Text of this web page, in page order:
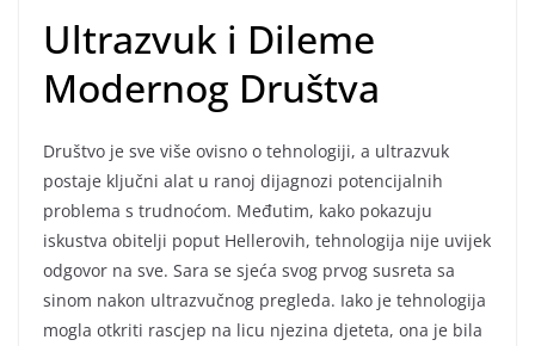
Ultrazvuk i Dileme
Modernog Društva
Društvo je sve više ovisno o tehnologiji, a ultrazvuk
postaje ključni alat u ranoj dijagnozi potencijalnih
problema s trudnoćom. Međutim, kako pokazuju
iskustva obitelji poput Hellerovih, tehnologija nije uvijek
odgovor na sve. Sara se sjeća svog prvog susreta sa
sinom nakon ultrazvučnog pregleda. Iako je tehnologija
mogla otkriti rascjep na licu njezina djeteta, ona je bila